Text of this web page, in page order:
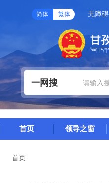
简体 繁体 无障碍
一网搜
首页 领导之窗
首页